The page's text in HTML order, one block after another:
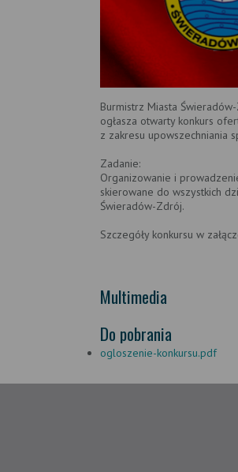
Burmistrz Miasta
ogłasza otwarty konkurs
z zakresu upowszechniania
Zadanie:
Organizowanie i
skierowane do wszystkich
Świeradów-Zdrój.
Szczegóły konkursu w
Multimedia
Do pobrania
ogloszenie-konkursu.pdf